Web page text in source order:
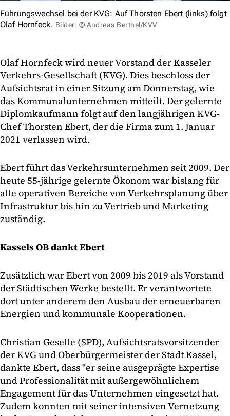
Führungswechsel bei der KVG: Auf Thorsten Ebert (links) folgt
Olaf Hornfeck. Bilder: © Andreas Berthel/KVV
Olaf Hornfeck wird neuer Vorstand der Kasseler
Verkehrs-Gesellschaft (KVG). Dies beschloss der
Aufsichtsrat in einer Sitzung am Donnerstag, wie
das Kommunalunternehmen mitteilt. Der gelernte
Diplomkaufmann folgt auf den langjährigen KVG-
Chef Thorsten Ebert, der die Firma zum 1. Januar
2021 verlassen wird.
Ebert führt das Verkehrsunternehmen seit 2009. Der
heute 55-jährige gelernte Ökonom war bislang für
alle operativen Bereiche von Verkehrsplanung über
Infrastruktur bis hin zu Vertrieb und Marketing
zuständig.
Kassels OB dankt Ebert
Zusätzlich war Ebert von 2009 bis 2019 als Vorstand
der Städtischen Werke bestellt. Er verantwortete
dort unter anderem den Ausbau der erneuerbaren
Energien und kommunale Kooperationen.
Christian Geselle (SPD), Aufsichtsratsvorsitzender
der KVG und Oberbürgermeister der Stadt Kassel,
dankte Ebert, dass "er seine ausgeprägte Expertise
und Professionalität mit außergewöhnlichem
Engagement für das Unternehmen eingesetzt hat.
Zudem konnten mit seiner intensiven Vernetzung